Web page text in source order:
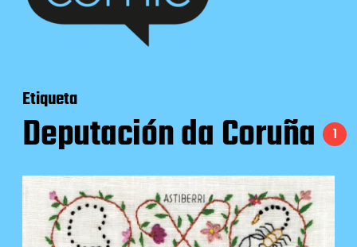
Etiqueta
Deputación da Coruña 1